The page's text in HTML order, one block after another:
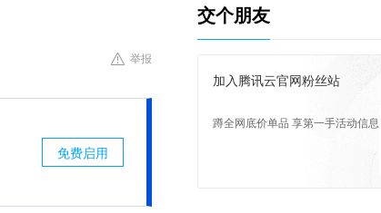
举报
免费启用
交个朋友
加入腾讯云官网粉丝站
蹲全网底价单品 享第一手活动信息